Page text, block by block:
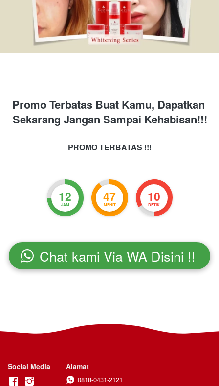
Promo Terbatas Buat Kamu, Dapatkan
Sekarang Jangan Sampai Kehabisan!!!
PROMO TERBATAS !!!
12
JAM
47
MENIT
8
DETIK
` Chat kami Via WA Disini !!
Social Media Alamat
0818-0431-2121